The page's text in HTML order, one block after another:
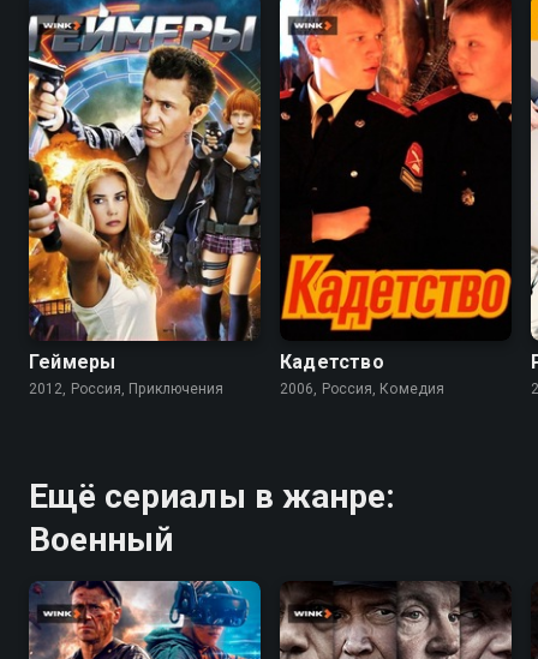
6.0 4.2
Геймеры
2012, Россия, Приключения
6.4 4.7
Кадетство
2006, Россия, Комедия
Ещё сериалы в жанре:
Военный